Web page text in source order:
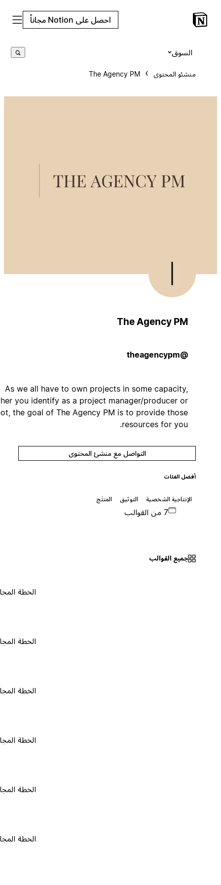
احصل على Notion مجاناً
منشئو المحتوى The Agency PM
The Agency PM
As we all have to own projects in some capacity,
whether you identify as a project manager/producer or
not, the goal of The Agency PM is to provide those
resources for you.
التواصل مع منشئ المحتوى
أفضل الفئات
الإنتاجية الشخصية التوثيق المنتَج
جميع القوالب
الخطة المجانية ٠
الخطة المجانية ٠
الخطة المجانية ٠
الخطة المجانية ٠
الخطة المجانية ٠
الخطة المجانية ٠